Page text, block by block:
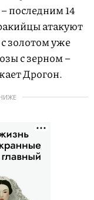
последним 14
атакуют
золотом уже
с зерном –
Дрогон.